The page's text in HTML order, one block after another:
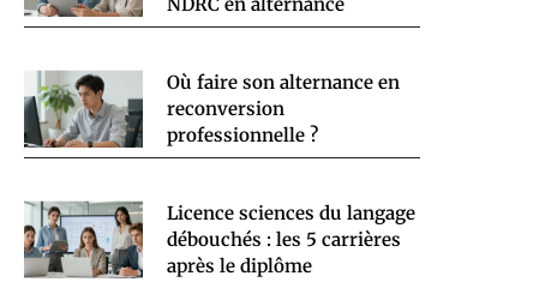
Où faire son alternance en
reconversion
professionnelle ?
Licence sciences du langage
débouchés : les 5 carrières
après le diplôme